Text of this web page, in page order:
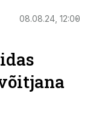
08.08.24, 12:00